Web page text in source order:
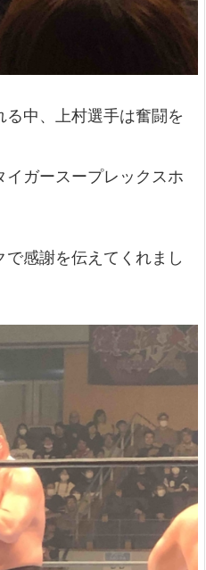
中、上村選手は奮闘を
ガースープレックスホ
感謝を伝えてくれまし